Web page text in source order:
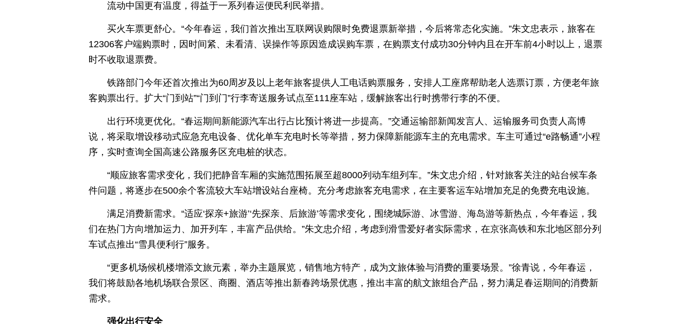
流动中国更有温度，得益于一系列春运便民利民举措。
买火车票更舒心。“今年春运，我们首次推出互联网误购限时免费退票新举措，今后将常态化实施。”朱文忠表示，旅客在
12306客户端购票时，因时间紧、未看清、误操作等原因造成误购车票，在购票支付成功30分钟内且在开车前4小时以上，退票
时不收取退票费。
铁路部门今年还首次推出为60周岁及以上老年旅客提供人工电话购票服务，安排人工座席帮助老人选票订票，方便老年旅
客购票出行。扩大“门到站”“门到门”行李寄送服务试点至111座车站，缓解旅客出行时携带行李的不便。
出行环境更优化。“春运期间新能源汽车出行占比预计将进一步提高。”交通运输部新闻发言人、运输服务司负责人高博
说，将采取增设移动式应急充电设备、优化单车充电时长等举措，努力保障新能源车主的充电需求。车主可通过“e路畅通”小程
序，实时查询全国高速公路服务区充电桩的状态。
“顺应旅客需求变化，我们把静音车厢的实施范围拓展至超8000列动车组列车。”朱文忠介绍，针对旅客关注的站台候车条
件问题，将逐步在500余个客流较大车站增设站台座椅。充分考虑旅客充电需求，在主要客运车站增加充足的免费充电设施。
满足消费新需求。“适应‘探亲+旅游’‘先探亲、后旅游’等需求变化，围绕城际游、冰雪游、海岛游等新热点，今年春运，我
们在热门方向增加运力、加开列车，丰富产品供给。”朱文忠介绍，考虑到滑雪爱好者实际需求，在京张高铁和东北地区部分列
车试点推出“雪具便利行”服务。
“更多机场候机楼增添文旅元素，举办主题展览，销售地方特产，成为文旅体验与消费的重要场景。”徐青说，今年春运，
我们将鼓励各地机场联合景区、商圈、酒店等推出新春跨场景优惠，推出丰富的航文旅组合产品，努力满足春运期间的消费新
需求。
强化出行安全